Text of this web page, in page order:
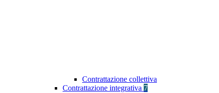
Contrattazione collettiva
Contrattazione integrativa 7